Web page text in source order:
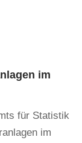
im
für Statistik
im